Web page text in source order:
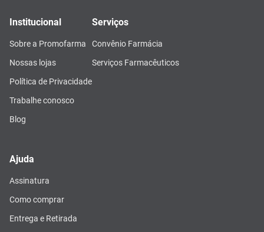
Institucional
Sobre a Promofarma
Nossas lojas
Política de Privacidade
Trabalhe conosco
Blog
Serviços
Convênio Farmácia
Serviços Farmacêuticos
Ajuda
Assinatura
Como comprar
Entrega e Retirada